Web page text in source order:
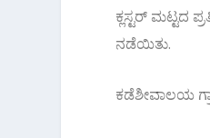
ಕ್ಲಸ್ಟರ್ ಮಟ್ಟದ
ನಡೆಯಿತು.
ಕಡೆಶೀವಾಲಯ